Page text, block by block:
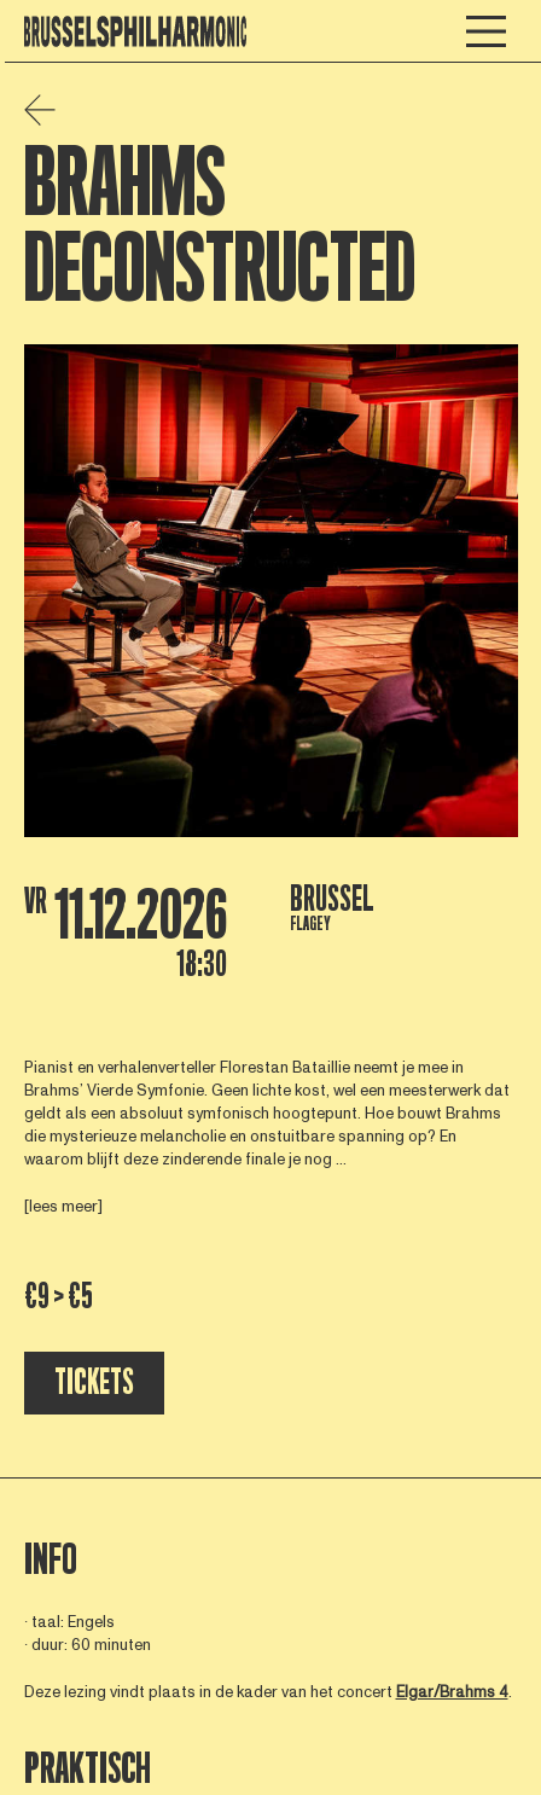
BRAHMS
DECONSTRUCTED
VR 11.12.2026
18:30
BRUSSEL
FLAGEY
Pianist en verhalenverteller Florestan Bataillie neemt je mee in
Brahms’ Vierde Symfonie. Geen lichte kost, wel een meesterwerk dat
geldt als een absoluut symfonisch hoogtepunt. Hoe bouwt Brahms
die mysterieuze melancholie en onstuitbare spanning op? En
waarom blijft deze zinderende finale je nog ...
[lees meer]
€9 > €5
TICKETS
INFO
∙ taal: Engels
∙ duur: 60 minuten
Deze lezing vindt plaats in de kader van het concert Elgar/Brahms 4.
PRAKTISCH